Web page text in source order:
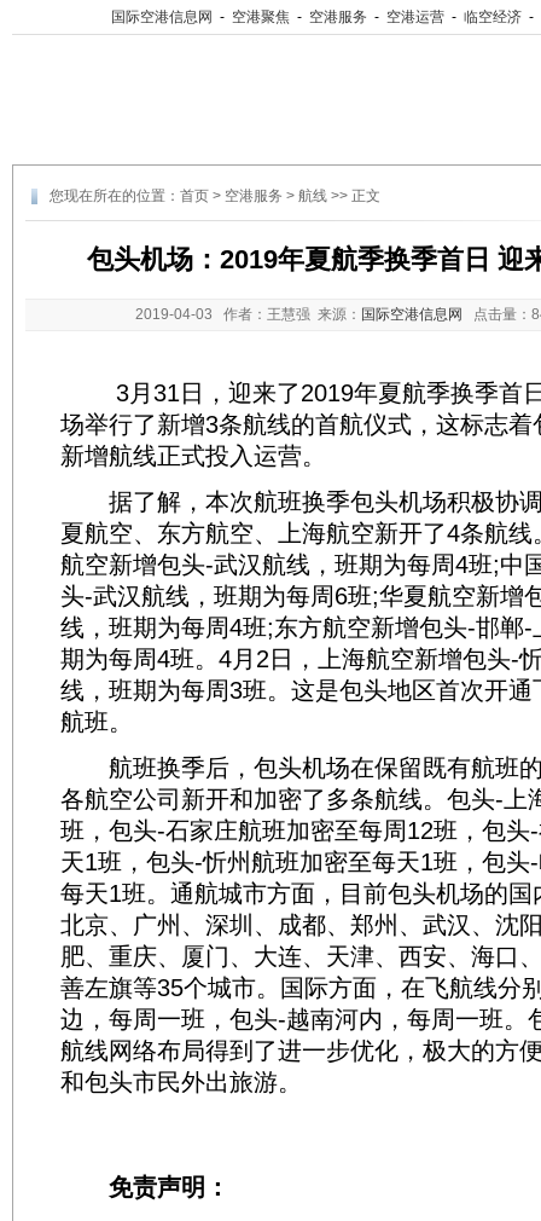
国际空港信息网 - 空港聚焦 - 空港服务 - 空港运营 - 临空经济 -
您现在所在的位置： 首页 > 空港服务 > 航线 >> 正文
包头机场：2019年夏航季换季首日 迎
2019-04-03 作者：王慧强 来源： 国际空港信息网 点击量：
3月31日，迎来了2019年夏航季换季首
场举行了新增3条航线的首航仪式，这标志
新增航线正式投入运营。
据了解，本次航班换季包头机场积极协
夏航空、东方航空、上海航空新开了4条航
航空新增包头-武汉航线，班期为每周4班;中
头-武汉航线，班期为每周6班;华夏航空新增
线，班期为每周4班;东方航空新增包头-邯郸
期为每周4班。4月2日，上海航空新增包头-
线，班期为每周3班。这是包头地区首次开
航班。
航班换季后，包头机场在保留既有航班
各航空公司新开和加密了多条航线。包头-上
班，包头-石家庄航班加密至每周12班，包头
天1班，包头-忻州航班加密至每天1班，包头
每天1班。通航城市方面，目前包头机场的
北京、广州、深圳、成都、郑州、武汉、沈
肥、重庆、厦门、大连、天津、西安、海口
善左旗等35个城市。国际方面，在飞航线分
边，每周一班，包头-越南河内，每周一班。
航线网络布局得到了进一步优化，极大的方
和包头市民外出旅游。
免责声明：